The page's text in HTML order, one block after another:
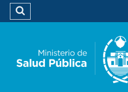
Biblioteca
Buscar